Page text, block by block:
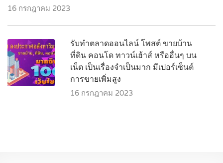
16 กรกฎาคม 2023
รับทำตลาดออนไลน์ โพสต์ ขายบ้าน
ที่ดิน คอนโด ทาวน์เฮ้าส์ หรืออื่นๆ บน
เน็ต เป็นเรื่องจำเป็นมาก มีเปอร์เซ็นต์
การขายเพิ่มสูง
16 กรกฎาคม 2023